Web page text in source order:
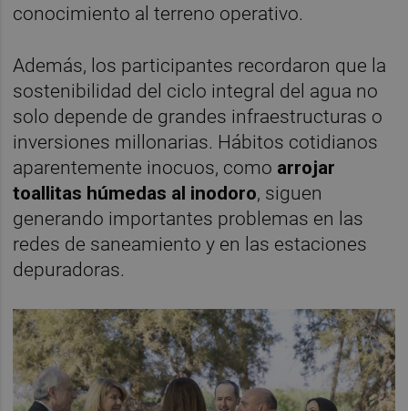
conocimiento al terreno operativo.
Además, los participantes recordaron que la
sostenibilidad del ciclo integral del agua no
solo depende de grandes infraestructuras o
inversiones millonarias. Hábitos cotidianos
aparentemente inocuos, como arrojar
toallitas húmedas al inodoro, siguen
generando importantes problemas en las
redes de saneamiento y en las estaciones
depuradoras.